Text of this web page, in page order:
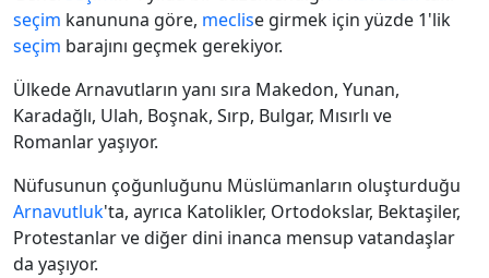
seçim kanununa göre, meclise girmek için yüzde 1'lik
seçim barajını geçmek gerekiyor.
Ülkede Arnavutların yanı sıra Makedon, Yunan,
Karadağlı, Ulah, Boşnak, Sırp, Bulgar, Mısırlı ve
Romanlar yaşıyor.
Nüfusunun çoğunluğunu Müslümanların oluşturduğu
Arnavutluk'ta, ayrıca Katolikler, Ortodokslar, Bektaşiler,
Protestanlar ve diğer dini inanca mensup vatandaşlar
da yaşıyor.